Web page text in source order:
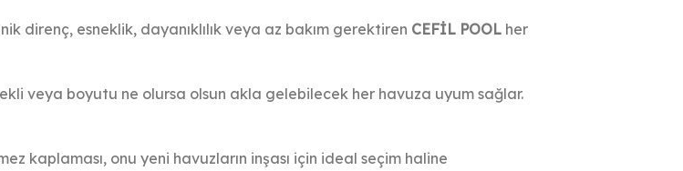
direnç, esneklik, dayanıklılık veya az bakım gerektiren CEFİL POOL her
veya boyutu ne olursa olsun akla gelebilecek her havuza uyum sağlar.
kaplaması, onu yeni havuzların inşası için ideal seçim haline